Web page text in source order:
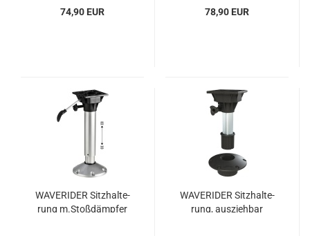
74,90 EUR
78,90 EUR
WA­VE­R­I­DER Sitz­hal­te­
rung m.Stoß­dämp­fer
WA­VE­R­I­DER Sitz­hal­te­
rung, aus­zieh­bar